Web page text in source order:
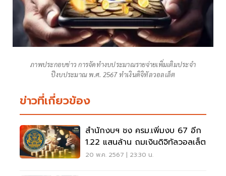
ภาพประกอบข่าว การจัดทำงบประมาณรายจ่ายเพิ่มเติมประจำ
ปีงบประมาณ พ.ศ. 2567 ทำเงินดิจิทัลวอลเล็ต
ข่าวที่เกี่ยวข้อง
สำนักงบฯ ชง ครม.เพิ่มงบ 67 อีก
1.22 แสนล้าน ถมเงินดิจิทัลวอลเล็ต
20 พ.ค. 2567 | 23:30 น.